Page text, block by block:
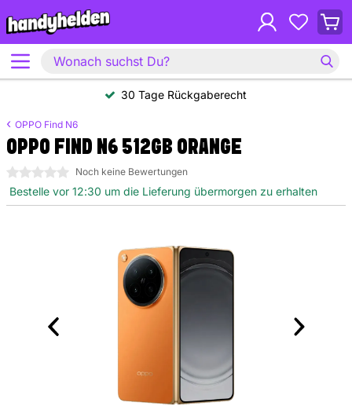
30 Tage Rückgaberecht
OPPO Find N6
OPPO FIND N6 512GB ORANGE
0 Sterne Noch keine Bewertungen
Bestelle vor 12:30 um die Lieferung übermorgen zu erhalten